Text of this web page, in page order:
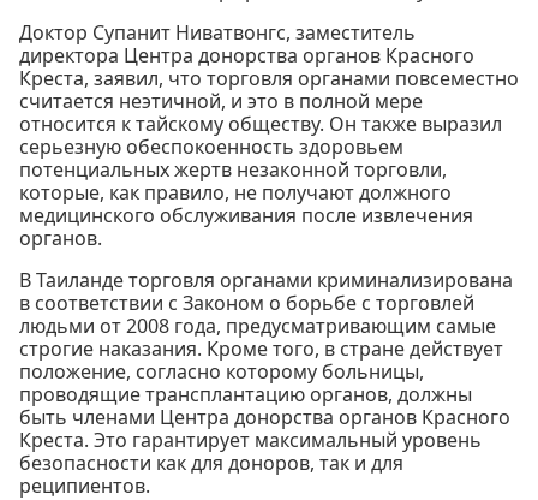
Доктор Супанит Ниватвонгс, заместитель
директора Центра донорства органов Красного
Креста, заявил, что торговля органами повсеместно
считается неэтичной, и это в полной мере
относится к тайскому обществу. Он также выразил
серьезную обеспокоенность здоровьем
потенциальных жертв незаконной торговли,
которые, как правило, не получают должного
медицинского обслуживания после извлечения
органов.
В Таиланде торговля органами криминализирована
в соответствии с Законом о борьбе с торговлей
людьми от 2008 года, предусматривающим самые
строгие наказания. Кроме того, в стране действует
положение, согласно которому больницы,
проводящие трансплантацию органов, должны
быть членами Центра донорства органов Красного
Креста. Это гарантирует максимальный уровень
безопасности как для доноров, так и для
реципиентов.